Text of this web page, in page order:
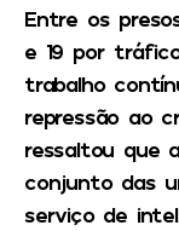
Entre os
e 19 por
trabalho
repressão ao
ressaltou que
conjunto das
serviço de